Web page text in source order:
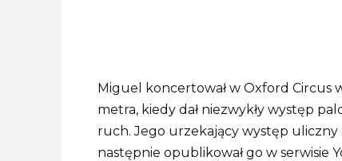
Miguel koncertował w Oxford Circus
metra, kiedy dał niezwykły występ
ruch. Jego urzekający występ
następnie opublikował go w serwisie